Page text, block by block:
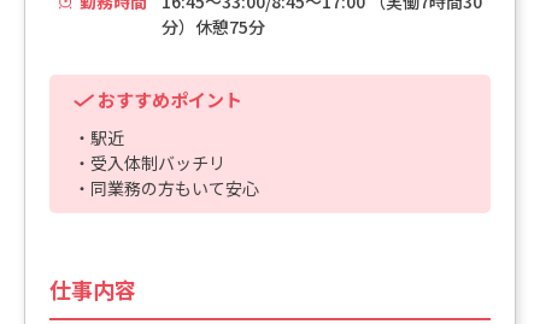
分）休憩75分
おすすめポイント
・駅近
・受入体制バッチリ
・同業務の方もいて安心
仕事内容